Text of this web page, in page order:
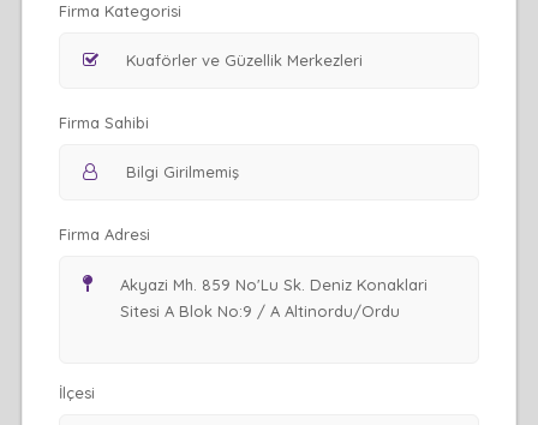
Firma Kategorisi
Firma Sahibi
Firma Adresi
İlçesi